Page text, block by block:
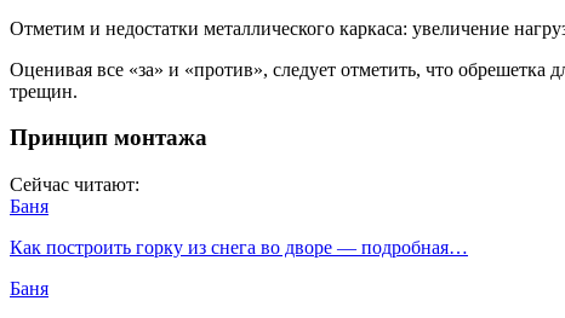
Отметим и недостатки металлического каркаса: увеличение
Оценивая все «за» и «против», следует отметить, что обрешетка
трещин.
Принцип монтажа
Сейчас читают:
Баня
Как построить горку из снега во дворе — подробная…
Баня